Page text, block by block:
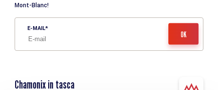
Mont-Blanc!
E-MAIL
Chamonix in tasca